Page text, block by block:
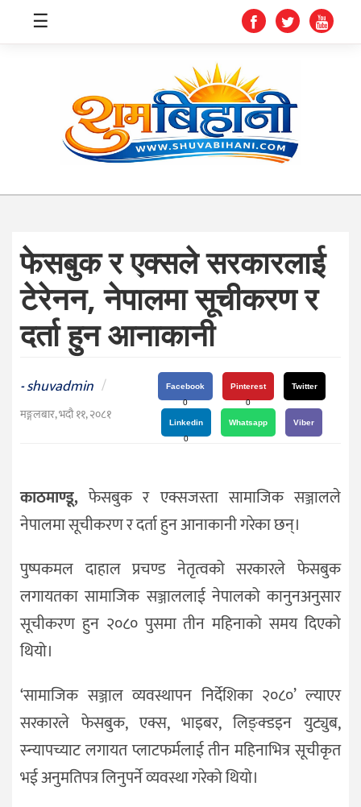
स्वास्थ्य
शिक्षा
संघीय
प्रविधि
जीवनशैली
दर्शन
/
संस्कृति
राजनीति
☰
फेसबुक र एक्सले सरकारलाई
टेरेनन, नेपालमा सूचीकरण र
दर्ता हुन आनाकानी
-shuvadmin /
मङ्गलबार, भदौ ११, २०८१
Facebook
0
Pinterest
0
Twitter
Linkedin
0
Whatsapp Viber
काठमाण्डू, फेसबुक र एक्सजस्ता सामाजिक सञ्जालले
नेपालमा सूचीकरण र दर्ता हुन आनाकानी गरेका छन्।
पुष्पकमल दाहाल प्रचण्ड नेतृत्वको सरकारले फेसबुक
लगायतका सामाजिक सञ्जाललाई नेपालको कानुनअनुसार
सूचीकरण हुन २०८० पुसमा तीन महिनाको समय दिएको
थियो।
‘सामाजिक सञ्जाल व्यवस्थापन निर्देशिका २०८०’ ल्याएर
सरकारले फेसबुक, एक्स, भाइबर, लिङ्क्डइन युट्युब,
स्न्यापच्याट लगायत प्लाटफर्मलाई तीन महिनाभित्र सूचीकृत
भई अनुमतिपत्र लिनुपर्ने व्यवस्था गरेको थियो।